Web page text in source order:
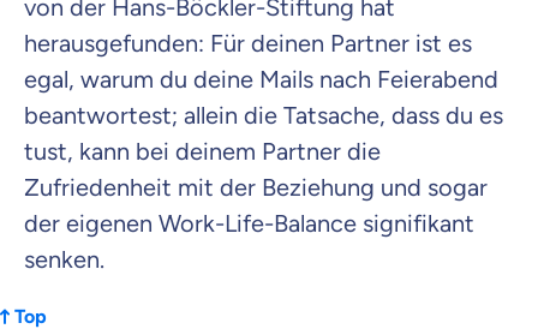
von der Hans-Böckler-Stiftung hat
herausgefunden: Für deinen Partner ist es
egal, warum du deine Mails nach Feierabend
beantwortest; allein die Tatsache, dass du es
tust, kann bei deinem Partner die
Zufriedenheit mit der Beziehung und sogar
der eigenen Work-Life-Balance signifikant
senken.
Top